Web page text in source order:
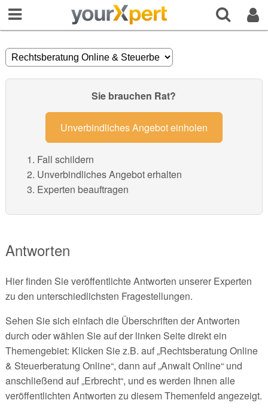
Sie brauchen Rat?
Unverbindliches Angebot einholen
Fall schildern
Unverbindliches Angebot erhalten
Experten beauftragen
Antworten
Hier finden Sie veröffentlichte Antworten unserer Experten
zu den unterschiedlichsten Fragestellungen.
Sehen Sie sich einfach die Überschriften der Antworten
durch oder wählen Sie auf der linken Seite direkt ein
Themengebiet: Klicken Sie z.B. auf „Rechtsberatung Online
& Steuerberatung Online“, dann auf „Anwalt Online“ und
anschließend auf „Erbrecht“, und es werden Ihnen alle
veröffentlichten Antworten zu diesem Themenfeld angezeigt.